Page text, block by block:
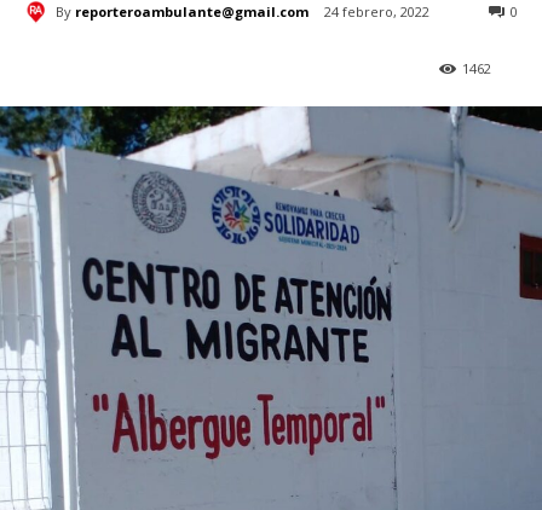
By reporteroambulante@gmail.com 24 febrero, 2022 0
1462